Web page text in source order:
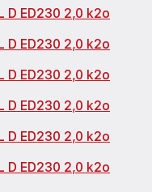
D ED230 2,0 k2o
D ED230 2,0 k2o
D ED230 2,0 k2o
D ED230 2,0 k2o
D ED230 2,0 k2o
D ED230 2,0 k2o